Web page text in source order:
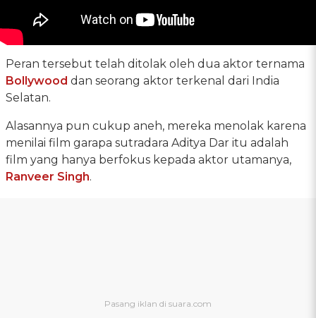
Peran tersebut telah ditolak oleh dua aktor ternama
Bollywood dan seorang aktor terkenal dari India
Selatan.
Alasannya pun cukup aneh, mereka menolak karena
menilai film garapa sutradara Aditya Dar itu adalah
film yang hanya berfokus kepada aktor utamanya,
Ranveer Singh.